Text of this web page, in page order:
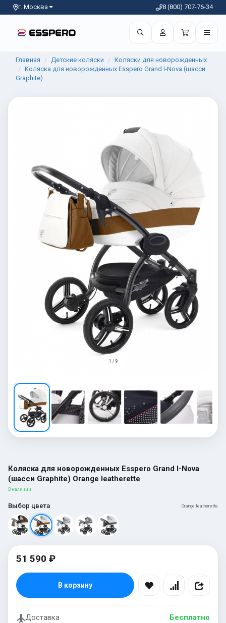
г. Москва 8 (800) 707-76-34
Главная Детские коляски
Коляски для новорожденных
Коляска для новорожденных Esspero Grand I-Nova (шасси
Graphite)
1 / 9
Коляска для новорожденных Esspero Grand I-Nova
(шасси Graphite) Orange leatherette
В наличии
Выбор цвета Orange leatherette
51 590 ₽
В корзину
Доставка Бесплатно